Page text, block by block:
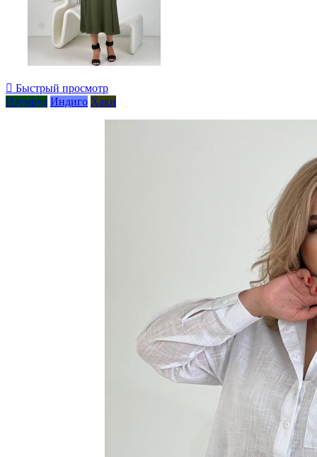
 Быстрый просмотр
Изумруд Индиго Хаки